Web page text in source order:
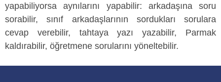
yapabiliyorsa aynılarını yapabilir: arkadaşına soru
sorabilir, sınıf arkadaşlarının sordukları sorulara
cevap verebilir, tahtaya yazı yazabilir, Parmak
kaldırabilir, öğretmene sorularını yöneltebilir.